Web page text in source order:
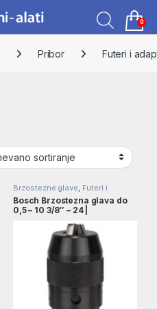
Pribor Futeri i
Brzostezne glave, Futeri i
adapter ,Pribor
Bosch Brzostezna glava do
0,5 – 10 3/8″ – 24 |
0